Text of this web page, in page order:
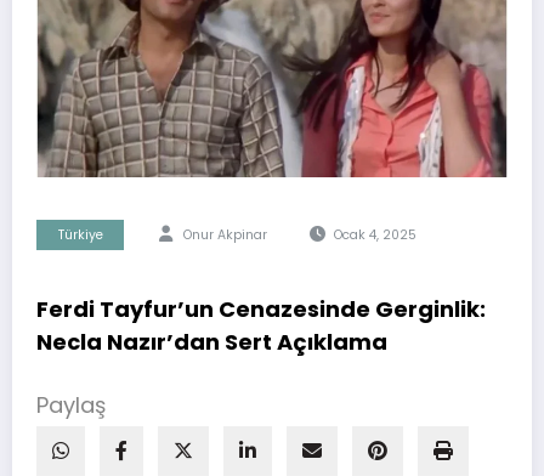
Türkiye Onur Akpinar Ocak 4, 2025
Ferdi Tayfur’un Cenazesinde Gerginlik:
Necla Nazır’dan Sert Açıklama
Paylaş